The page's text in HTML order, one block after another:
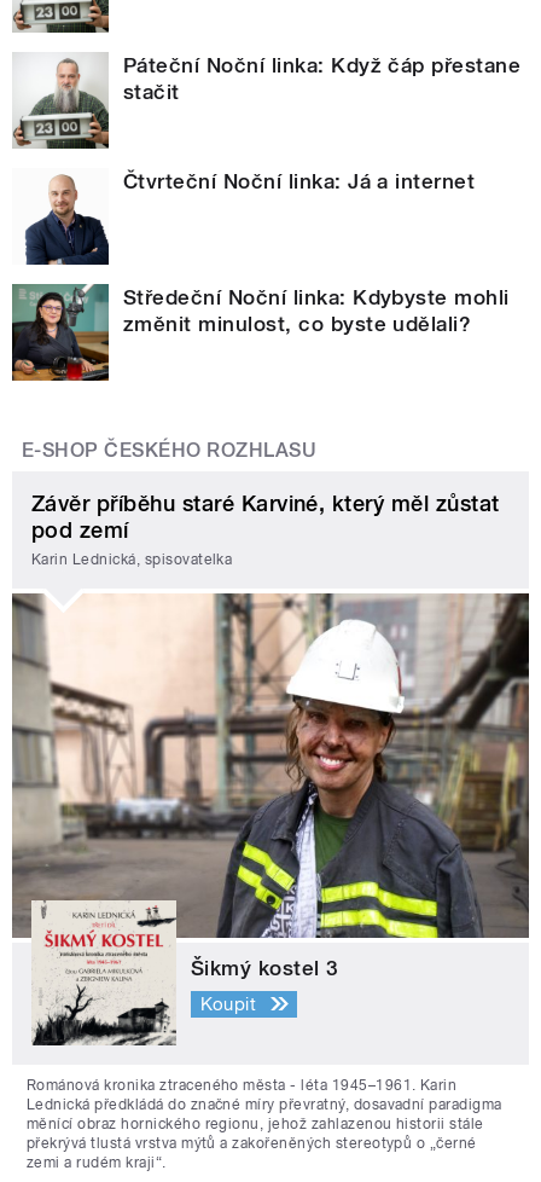
Páteční Noční linka: Když čáp přestane
stačit
Čtvrteční Noční linka: Já a internet
Středeční Noční linka: Kdybyste mohli
změnit minulost, co byste udělali?
E-SHOP ČESKÉHO ROZHLASU
Závěr příběhu staré Karviné, který měl zůstat
pod zemí
Karin Lednická, spisovatelka
Šikmý kostel 3
Koupit
Románová kronika ztraceného města - léta 1945–1961. Karin
Lednická předkládá do značné míry převratný, dosavadní paradigma
měnící obraz hornického regionu, jehož zahlazenou historii stále
překrývá tlustá vrstva mýtů a zakořeněných stereotypů o „černé
zemi a rudém kraji“.